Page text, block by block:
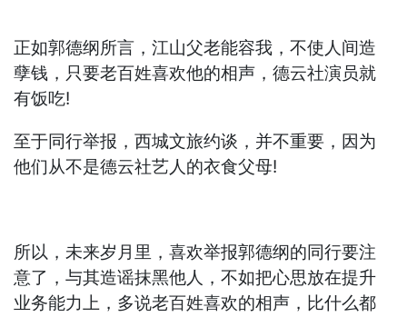
正如郭德纲所言，江山父老能容我，不使人间造
孽钱，只要老百姓喜欢他的相声，德云社演员就
有饭吃!
至于同行举报，西城文旅约谈，并不重要，因为
他们从不是德云社艺人的衣食父母!
所以，未来岁月里，喜欢举报郭德纲的同行要注
意了，与其造谣抹黑他人，不如把心思放在提升
业务能力上，多说老百姓喜欢的相声，比什么都